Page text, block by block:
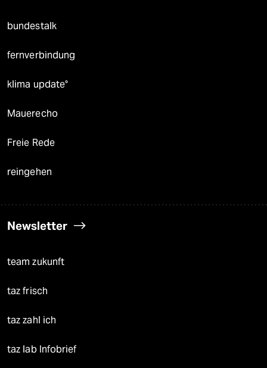
bundestalk
fernverbindung
klima update°
Mauerecho
Freie Rede
reingehen
Newsletter
team zukunft
taz frisch
taz zahl ich
taz lab Infobrief